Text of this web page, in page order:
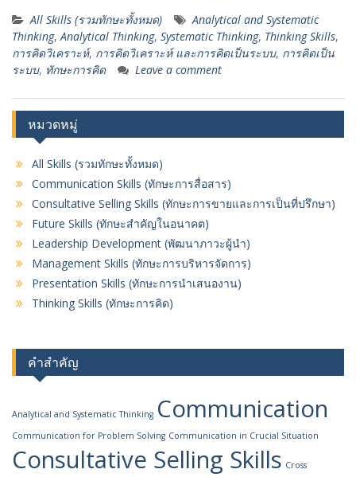
All Skills (รวมทักษะทั้งหมด)
Analytical and Systematic
Thinking,Analytical Thinking, Systematic Thinking, Thinking Skills,
การคิดวิเคราะห์, การคิดวิเคราะห์ และการคิดเป็นระบบ, การคิดเป็น
ระบบ, ทักษะการคิด Leave a comment
หมวดหมู่
All Skills (รวมทักษะทั้งหมด)
Communication Skills (ทักษะการสื่อสาร)
Consultative Selling Skills (ทักษะการขายและการเป็นที่ปรึกษา)
Future Skills (ทักษะสำคัญในอนาคต)
Leadership Development (พัฒนา​ภาวะผู้นำ)
Management Skills (ทักษะการบริหารจัดการ)
Presentation Skills (ทักษะการนำเสนองาน)
Thinking Skills (ทักษะการคิด)
คำสำคัญ
Analytical and Systematic Thinking Communication
Communication for Problem Solving Communication in Crucial Situation
Consultative Selling Skills Cross